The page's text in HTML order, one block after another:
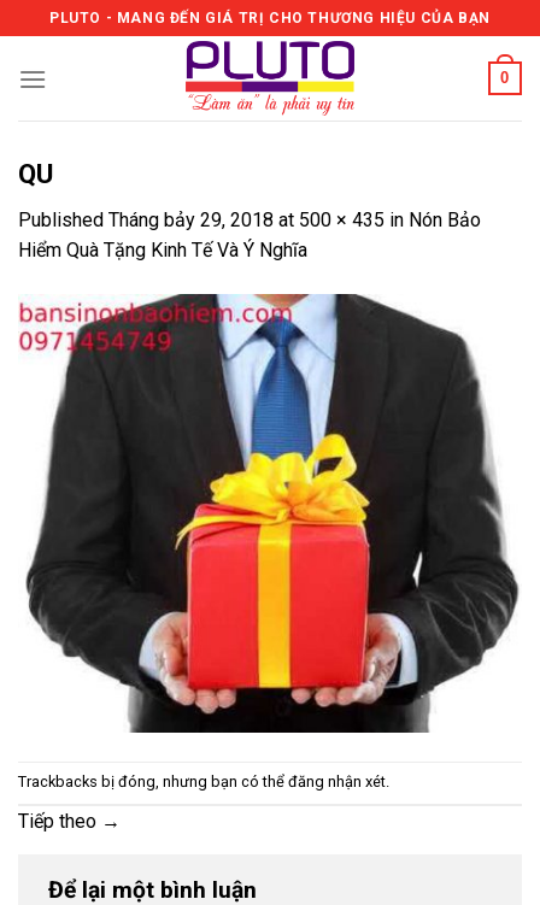
to
content
PLUTO - MANG ĐẾN GIÁ TRỊ CHO THƯƠNG HIỆU CỦA BẠN
0
QU
Published Tháng bảy 29, 2018 at 500 × 435 in Nón Bảo
Hiểm Quà Tặng Kinh Tế Và Ý Nghĩa
Trackbacks bị đóng, nhưng bạn có thể đăng nhận xét.
Tiếp theo →
Để lại một bình luận